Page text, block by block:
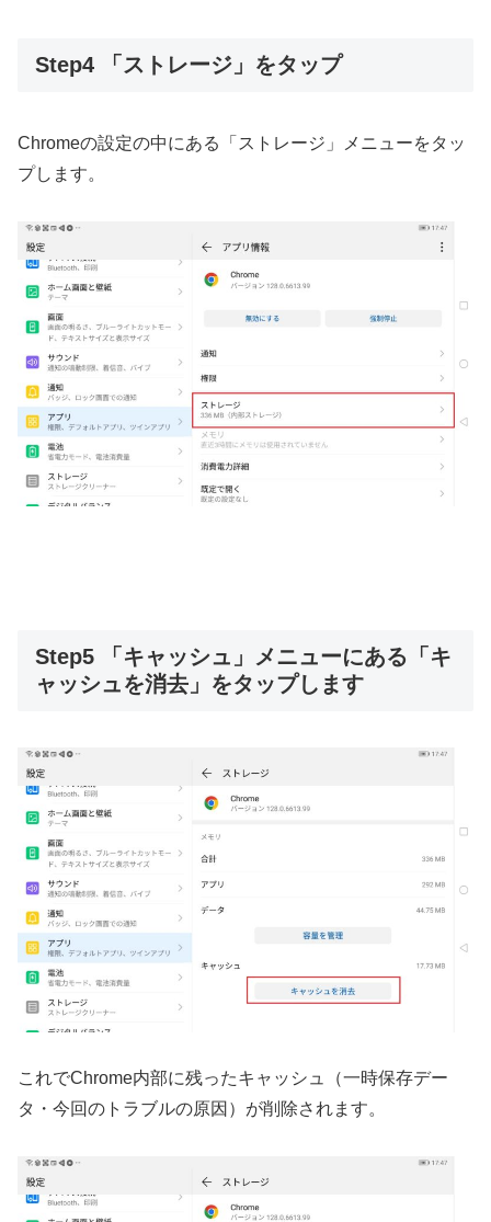
Step4 「ストレージ」をタップ
Chromeの設定の中にある「ストレージ」メニューをタッ
プします。
Step5 「キャッシュ」メニューにある「キ
ャッシュを消去」をタップします
これでChrome内部に残ったキャッシュ（一時保存デー
タ・今回のトラブルの原因）が削除されます。